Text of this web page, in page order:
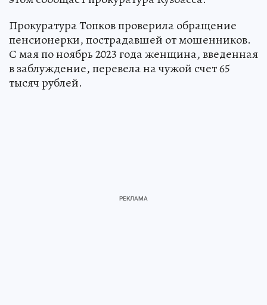
Прокуратура Топков проверила обращение
пенсионерки, пострадавшей от мошенников.
С мая по ноябрь 2023 года женщина, введенная
в заблуждение, перевела на чужой счет 65
тысяч рублей.